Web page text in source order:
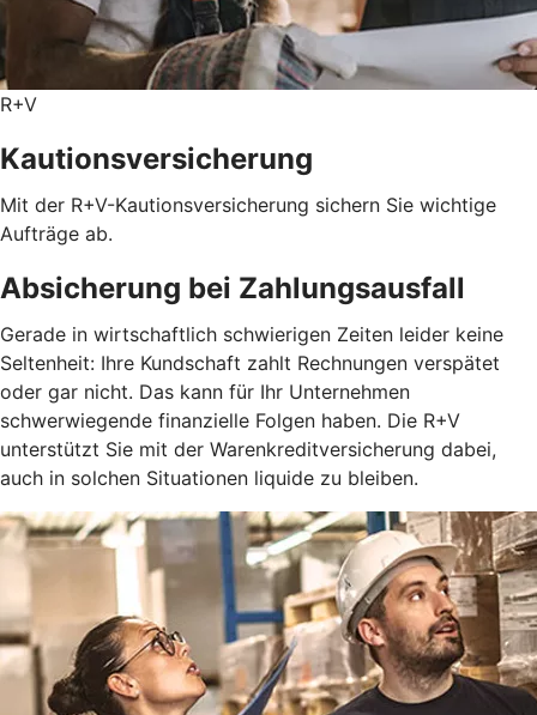
R+V
Kautionsversicherung
Mit der R+V-Kautionsversicherung sichern Sie wichtige
Aufträge ab.
Absicherung bei Zahlungsausfall
Gerade in wirtschaftlich schwierigen Zeiten leider keine
Seltenheit: Ihre Kundschaft zahlt Rechnungen verspätet
oder gar nicht. Das kann für Ihr Unternehmen
schwerwiegende finanzielle Folgen haben. Die R+V
unterstützt Sie mit der Warenkreditversicherung dabei,
auch in solchen Situationen liquide zu bleiben.